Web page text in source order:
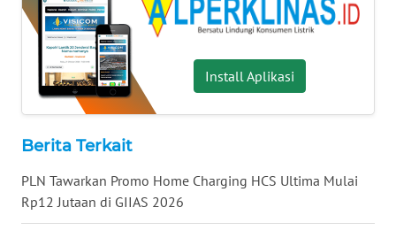
Install Aplikasi
Berita Terkait
PLN Tawarkan Promo Home Charging HCS Ultima Mulai
Rp12 Jutaan di GIIAS 2026
WN
BOGOR
WN
WN
TAPANULI
UTARA